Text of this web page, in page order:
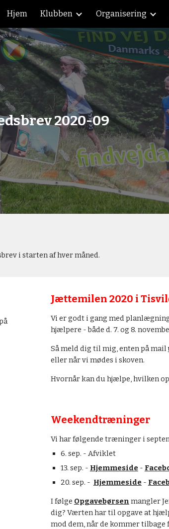
Skip to navigation
Hjem Klubben Organisering
2020-09
i starten af hver måned.
Jættemilen 2020 i
Vi er godt i gang med
hjælpere - både d. 7. og 8.
Så meld dig til mig, enten på mail
eller når vi mødes i skoven.
Hvornår kan du hjælpe, hvilken
Weekendtræninger
Vi har følgende træninger i
6. sep. - Afviklet
13. sep. - Hjemmeside -
20. sep. - Hjemmeside -
I følge Opgavebørsen mangler
dig? Værten har til opgave at
mod dem, når de kommer tilbage